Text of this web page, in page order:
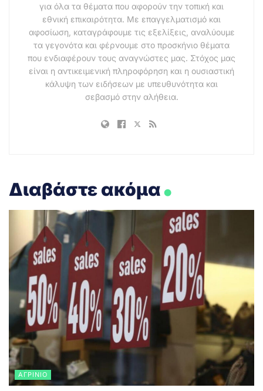
για όλα τα θέματα που αφορούν την τοπική και
εθνική επικαιρότητα. Με επαγγελματισμό και
αφοσίωση, καταγράφουμε τις εξελίξεις, αναλύουμε
τα γεγονότα και φέρνουμε στο προσκήνιο θέματα
που ενδιαφέρουν τους αναγνώστες μας. Στόχος μας
είναι η αντικειμενική πληροφόρηση και η ουσιαστική
κάλυψη των ειδήσεων με υπευθυνότητα και
σεβασμό στην αλήθεια.
Διαβάστε ακόμα.
ΑΓΡΊΝΙΟ